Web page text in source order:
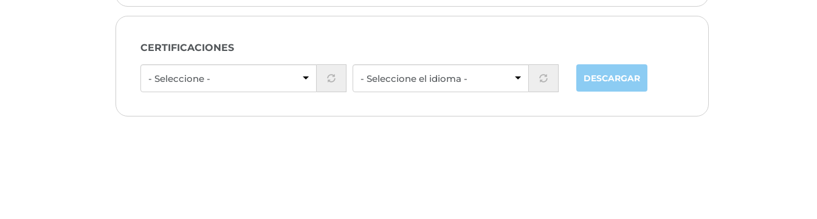
CERTIFICACIONES
DESCARGAR